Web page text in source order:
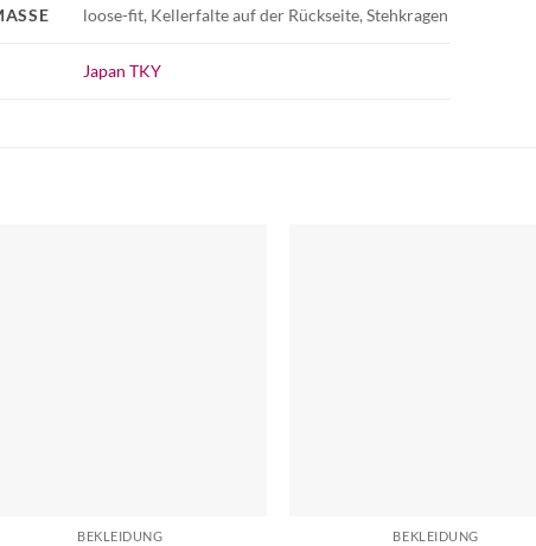
Japan TKY
loose-fit, Kellerfalte auf der Rückseite, Stehkragen
BEKLEIDUNG BEKLEIDUNG